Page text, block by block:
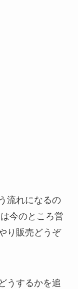
流れになるの
今のところ営
り販売どうぞ
うするかを追